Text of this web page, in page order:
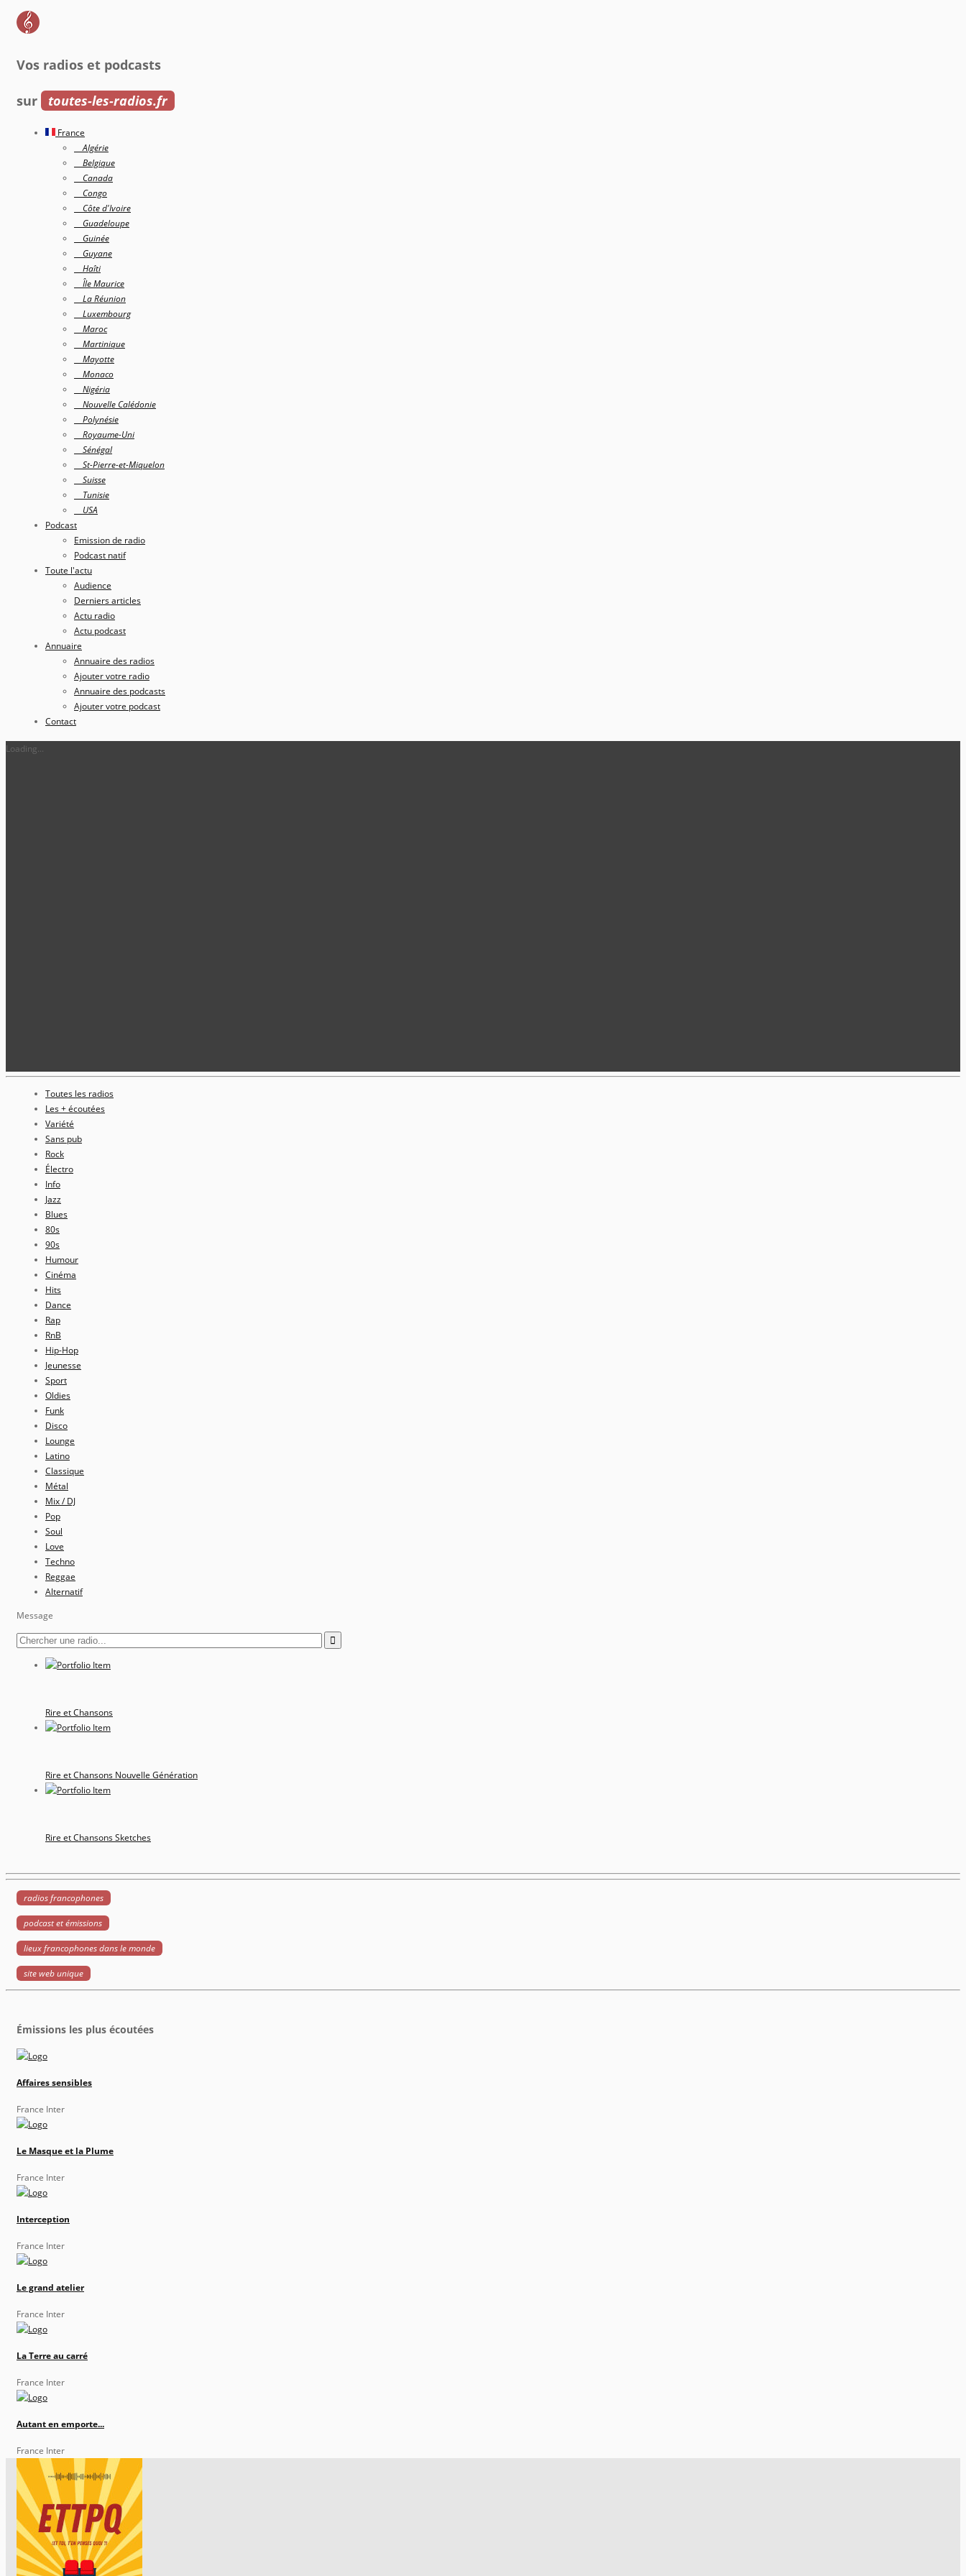
Vos radios et podcasts
sur toutes-les-radios.fr
France
Algérie
Belgique
Canada
Congo
Côte d'Ivoire
Guadeloupe
Guinée
Guyane
Haîti
Île Maurice
La Réunion
Luxembourg
Maroc
Martinique
Mayotte
Monaco
Nigéria
Nouvelle Calédonie
Polynésie
Royaume-Uni
Sénégal
St-Pierre-et-Miquelon
Suisse
Tunisie
USA
Podcast
Emission de radio
Podcast natif
Toute l'actu
Audience
Derniers articles
Actu radio
Actu podcast
Annuaire
Annuaire des radios
Ajouter votre radio
Annuaire des podcasts
Ajouter votre podcast
Contact
Loading...
Toutes les radios
Les + écoutées
Variété
Sans pub
Rock
Électro
Info
Jazz
Blues
80s
90s
Humour
Cinéma
Hits
Dance
Rap
RnB
Hip-Hop
Jeunesse
Sport
Oldies
Funk
Disco
Lounge
Latino
Classique
Métal
Mix / DJ
Pop
Soul
Love
Techno
Reggae
Alternatif
Message
Rire et Chansons
Rire et Chansons Nouvelle Génération
Rire et Chansons Sketches
radios francophones
podcast et émissions
lieux francophones dans le monde
site web unique
Émissions les plus écoutées
Affaires sensibles
France Inter
Le Masque et la Plume
France Inter
Interception
France Inter
Le grand atelier
France Inter
La Terre au carré
France Inter
Autant en emporte...
France Inter